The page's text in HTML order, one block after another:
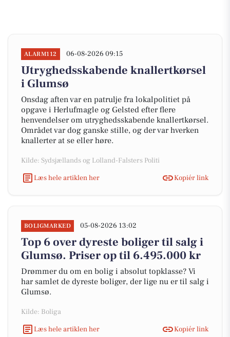
ALARM112 06-08-2026 09:15
Utryghedsskabende knallertkørsel
i Glumsø
Onsdag aften var en patrulje fra lokalpolitiet på
opgave i Herlufmagle og Gelsted efter flere
henvendelser om utryghedsskabende knallertkørsel.
Området var dog ganske stille, og der var hverken
knallerter at se eller høre.
Kilde: Sydsjællands og Lolland-Falsters Politi
Læs hele artiklen her
Kopiér link
BOLIGMARKED 05-08-2026 13:02
Top 6 over dyreste boliger til salg i
Glumsø. Priser op til 6.495.000 kr
Drømmer du om en bolig i absolut topklasse? Vi
har samlet de dyreste boliger, der lige nu er til salg i
Glumsø.
Kilde: Boliga
Læs hele artiklen her
Kopiér link